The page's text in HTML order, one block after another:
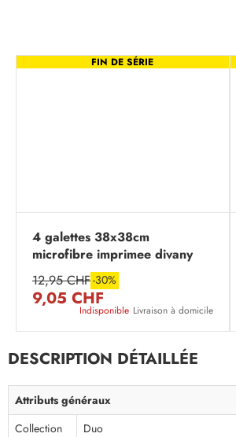
FIN DE SÉRIE
4 galettes 38x38cm
microfibre imprimee divany
emeraude
12,95 CHF-30%
9,05 CHF
Indisponible Livraison à domicile
DESCRIPTION DÉTAILLÉE
Attributs généraux
Collection Duo